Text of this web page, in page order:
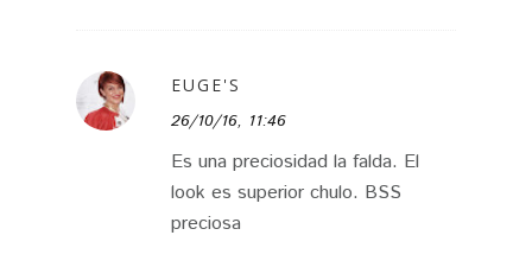
EUGE'S
26/10/16, 11:46
Es una preciosidad la falda. El
look es superior chulo. BSS
preciosa